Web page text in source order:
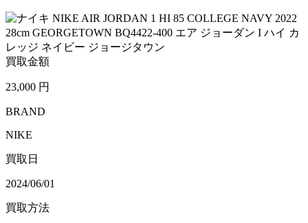
買取金額
23,000 円
BRAND
NIKE
買取日
2024/06/01
買取方法